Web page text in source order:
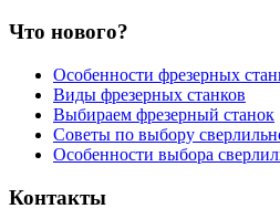
Что нового?
Особенности фрезерных
Виды фрезерных станков
Выбираем фрезерный станок
Советы по выбору
Особенности выбора
Контакты